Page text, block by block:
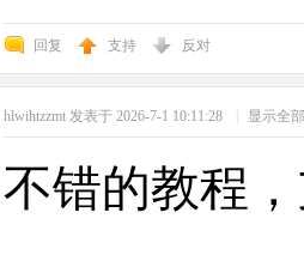
回复 支持 反对
hlwihtzzmt 发表于 2026-7-1 10:11:28 | 显示全
不错的教程